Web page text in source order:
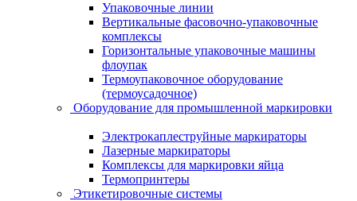
Упаковочные линии
Вертикальные фасовочно-упаковочные
комплексы
Горизонтальные упаковочные машины
флоупак
Термоупаковочное оборудование
(термоусадочное)
Оборудование для промышленной маркировки
Электрокаплеструйные маркираторы
Лазерные маркираторы
Комплексы для маркировки яйца
Термопринтеры
Этикетировочные системы